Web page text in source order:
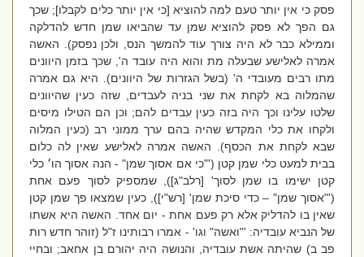
פסק כי אין יותר טעם למה להוציא [כי אין יותר כלים לקבלו]; שכך
גם הפך לא פסק להוציא שמן עד שהביאו שמן חדש להדלקה
וממילא כבר לא היה צורך עוד להמשך הנס, ולכן נפסק). האשה
אמרה לאלישע שבעלה מת והוא היה עובד ה', שכך בזמן היוונים
מתו רבים מעובדי ה' (בשל הגזרות של היוונים). היא גם אמרה
שהמלוה בא לקחת את שני בניה לעבדים, שזה כעין שהיוונים
שלטו עלינו וכך היה בזה כעין עבדים להם; וכן הם הטילו מיסים
ולקחו את כלי המקדש שהיה בהם ערך ממוני רב (כעין המלוה
שבא לקחת את הכסף). האשה אמרה לאלישע שאין לה כלום
בבית למעט כלי שמן קטן ('"כי אם אסוך שמן" - הנה אסוך הו׳ כלי
קטן ישימו בו שמן לסוך' [רלב"ג]), שמספיק לסוך פעם אחת
('"אסוך שמן" – כדי סיכת שמן' [רש"י]), כעין שמצאו פך שמן קטן
שאין בו להדליק אלא רק פעם אחת - יום אחד. האשה היא אשתו
של הנביא עובדיה: '"ואשה" וגו' - אמרו רבותינו ז"ל (זוהר חדש רות
פב ב) שהיתה אשת עובדיה, והנושה היה יהורם בן אחאב; ובחיי